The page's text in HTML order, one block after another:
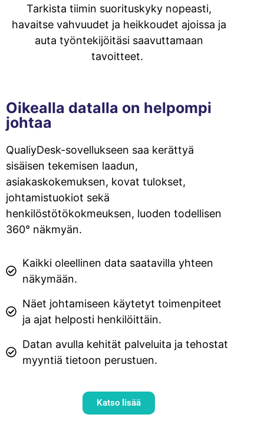
Tarkista tiimin suorituskyky nopeasti,
havaitse vahvuudet ja heikkoudet ajoissa ja
auta työntekijöitäsi saavuttamaan
tavoitteet.
Oikealla datalla on helpompi
johtaa
QualiyDesk-sovellukseen saa kerättyä
sisäisen tekemisen laadun,
asiakaskokemuksen, kovat tulokset,
johtamistuokiot sekä
henkilöstötökokmeuksen, luoden todellisen
360° näkmyän.
Kaikki oleellinen data saatavilla yhteen
näkymään.
Näet johtamiseen käytetyt toimenpiteet
ja ajat helposti henkilöittäin.
Datan avulla kehität palveluita ja tehostat
myyntiä tietoon perustuen.
Katso lisää